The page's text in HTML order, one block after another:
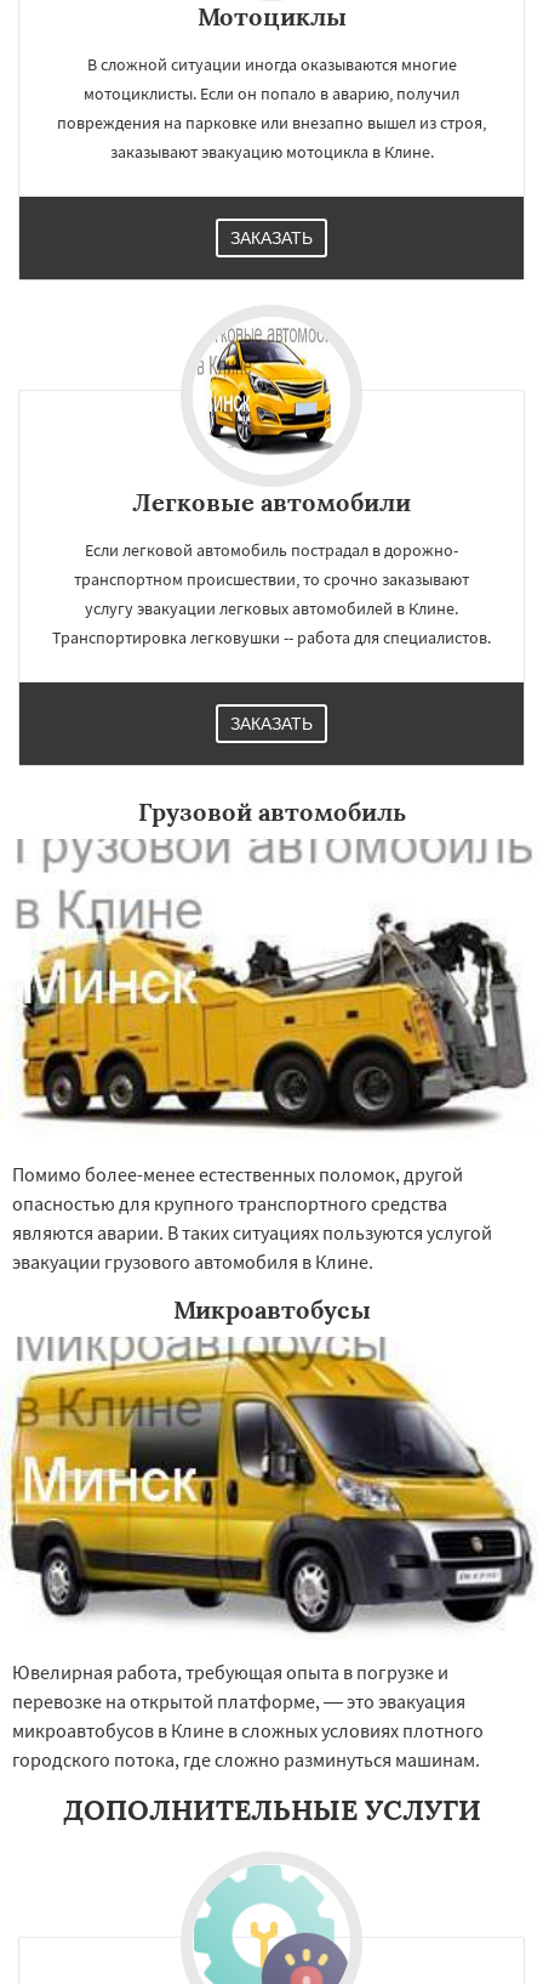
×
Королев Котельники
Красноармейск Красногорск
Краснозаводск Краснознаменск
Кубинка
Лобня
Лосино-Петровский
Лыткарино Люберцы
Наро-Фоминск Ногинск
Одинцово
Озеры Орехово-Зуево
Павловский Посад Пересвет Подольск
Протвино
Пушкино Пущино
Раменское
Реутов
Рошаль
Сергиев Посад
Серпухов Солнечногорск
Купавна
Ступино Талдом Фрязино Химки
Мотоциклы
В сложной ситуации иногда оказываются многие
мотоциклисты. Если он попало в аварию, получил
повреждения на парковке или внезапно вышел из строя,
заказывают эвакуацию мотоцикла в Клине.
ЗАКАЗАТЬ
Легковые автомобили
Если легковой автомобиль пострадал в дорожно-
транспортном происшествии, то срочно заказывают
услугу эвакуации легковых автомобилей в Клине.
Транспортировка легковушки -- работа для специалистов.
ЗАКАЗАТЬ
Грузовой автомобиль
Помимо более-менее естественных поломок, другой
опасностью для крупного транспортного средства
являются аварии. В таких ситуациях пользуются услугой
эвакуации грузового автомобиля в Клине.
Микроавтобусы
Ювелирная работа, требующая опыта в погрузке и
перевозке на открытой платформе, — это эвакуация
микроавтобусов в Клине в сложных условиях плотного
городского потока, где сложно разминуться машинам.
ДОПОЛНИТЕЛЬНЫЕ УСЛУГИ
УЗНАТЬ ПОДРОБНЕЕ ×
Даю согласие на обработку персональных данных